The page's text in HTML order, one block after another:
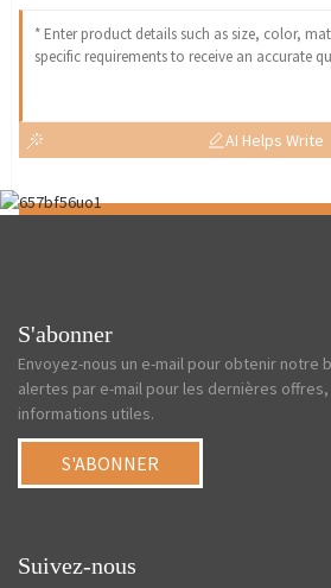
AI Helps Write
S'abonner
Envoyez-nous un e-mail pour obtenir notre
alertes par e-mail pour les dernières
informations utiles.
S'ABONNER
Suivez-nous